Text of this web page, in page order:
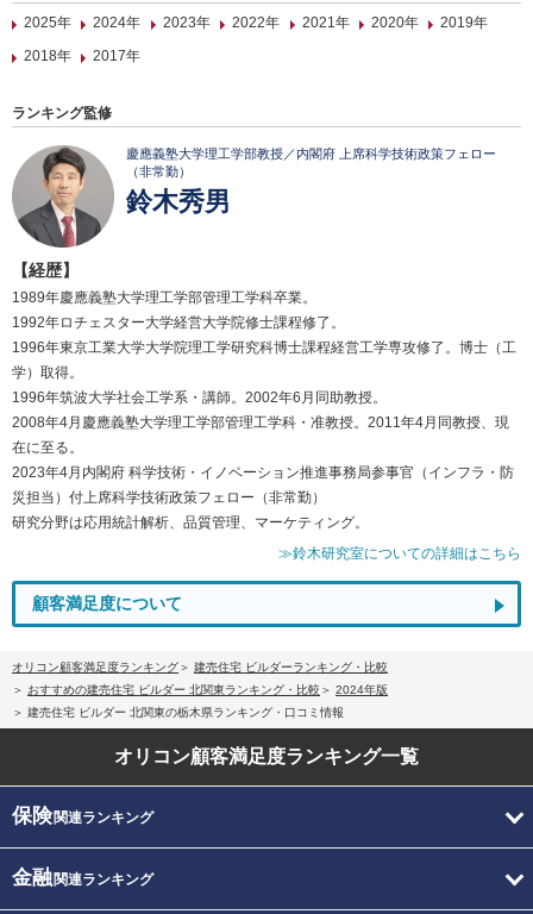
2025年
2024年 2023年 2022年 2021年 2020年
2019年
2018年
2017年
ランキング監修
慶應義塾大学理工学部教授／内閣府 上席科学技術政策フェロー
（非常勤）
鈴木秀男
【経歴】
1989年慶應義塾大学理工学部管理工学科卒業。
1992年ロチェスター大学経営大学院修士課程修了。
1996年東京工業大学大学院理工学研究科博士課程経営工学専攻修了。博士（工
学）取得。
1996年筑波大学社会工学系・講師。2002年6月同助教授。
2008年4月慶應義塾大学理工学部管理工学科・准教授。2011年4月同教授、現
在に至る。
2023年4月内閣府 科学技術・イノベーション推進事務局参事官（インフラ・防
災担当）付上席科学技術政策フェロー（非常勤）
研究分野は応用統計解析、品質管理、マーケティング。
≫鈴木研究室についての詳細はこちら
顧客満足度について
オリコン顧客満足度ランキング
建売住宅 ビルダーランキング・比較
おすすめの建売住宅 ビルダー 北関東ランキング・比較
2024年版
建売住宅 ビルダー 北関東の栃木県ランキング・口コミ情報
オリコン顧客満足度ランキング一覧
保険関連ランキング
金融関連ランキング